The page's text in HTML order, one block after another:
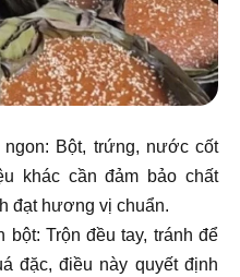
Bột, trứng, nước cốt
khác cần đảm bảo chất
đạt hương vị chuẩn.
bột: Trộn đều tay, tránh để
đặc, điều này quyết định